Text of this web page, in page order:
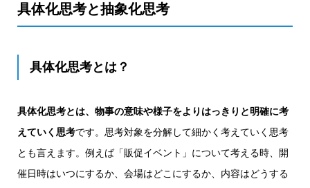
具体化思考と抽象化思考
具体化思考とは？
具体化思考とは、物事の意味や様子をよりはっきりと明確に考
えていく思考です。思考対象を分解して細かく考えていく思考
とも言えます。例えば「販促イベント」について考える時、開
催日時はいつにするか、会場はどこにするか、内容はどうする